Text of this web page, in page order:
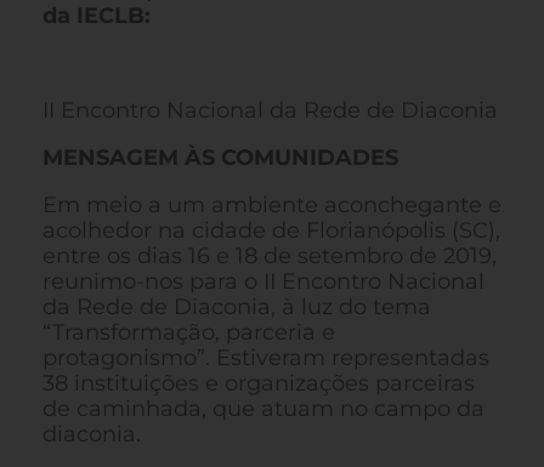
da IECLB:
II Encontro Nacional da Rede de Diaconia
MENSAGEM ÀS COMUNIDADES
Em meio a um ambiente aconchegante e
acolhedor na cidade de Florianópolis (SC),
entre os dias 16 e 18 de setembro de 2019,
reunimo-nos para o II Encontro Nacional
da Rede de Diaconia, à luz do tema
“Transformação, parceria e
protagonismo”. Estiveram representadas
38 instituições e organizações parceiras
de caminhada, que atuam no campo da
diaconia.